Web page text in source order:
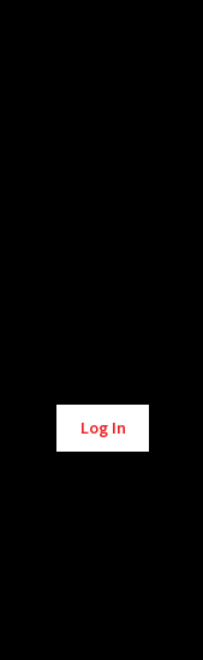
Log In